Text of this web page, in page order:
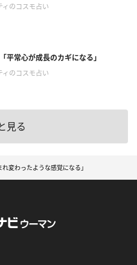
ィのコスモ占い
平常心が成長のカギになる」
ィのコスモ占い
見る
変わったような感覚になる」